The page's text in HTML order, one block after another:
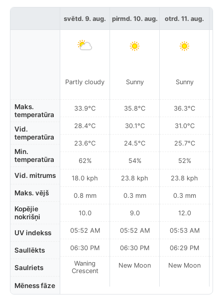
Maks.
temperatūra
Vid.
temperatūra
Min.
temperatūra
Vid. mitrums
Maks. vējš
Kopējie
nokrišņi
UV indekss
Saullēkts
Saulriets
Mēness fāze
svētd. 9. aug.
Partly cloudy
33.9°C
28.4°C
23.6°C
62%
18.0 kph
0.8 mm
10.0
05:52 AM
06:30 PM
Waning
Crescent
pirmd. 10. aug.
Sunny
35.8°C
30.1°C
24.5°C
54%
23.8 kph
0.3 mm
9.0
05:52 AM
06:30 PM
New Moon
otrd. 11. aug.
Sunny
36.3°C
31.0°C
25.7°C
52%
23.8 kph
0.3 mm
12.0
05:53 AM
06:29 PM
New Moon